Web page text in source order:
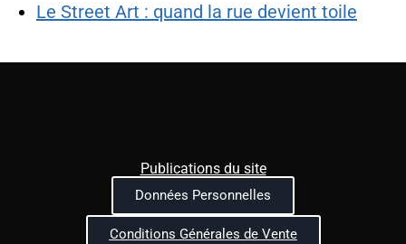
Le Street Art : quand la rue devient toile
Publications du site
Données Personnelles
Conditions Générales de Vente